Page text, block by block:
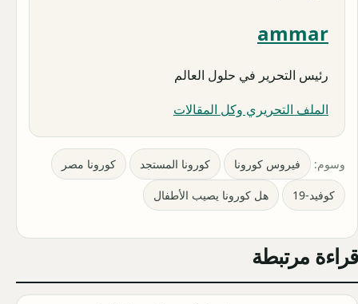
ammar
رئيس التحرير في حلول العالم
الملف التحريري وكل المقالات
وسوم: فيروس كورونا كورونا المستجد كورونا مصر
كوفيد-19 هل كورونا يصيب الأطفال
قراءة مرتبطة